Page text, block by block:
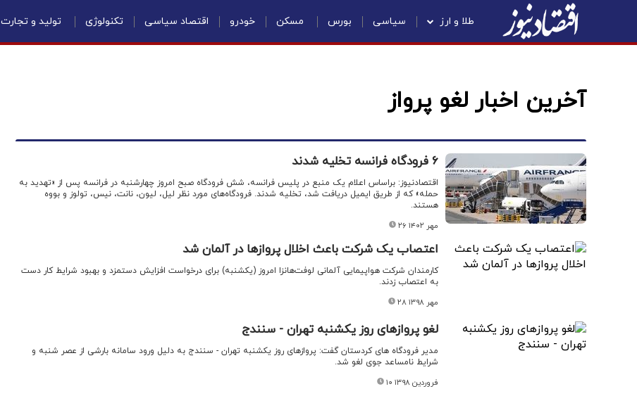
طلا و ارز سیاسی بورس مسکن خودرو اقتصاد سیاسی تکنولوژی تولید و تجارت
آخرین اخبار لغو پرواز
۶ فرودگاه فرانسه تخلیه شدند
اقتصادنیوز: براساس اعلام یک منبع در پلیس فرانسه، شش فرودگاه صبح امروز چهارشنبه در فرانسه پس از «تهدید به
حمله» که از طریق ایمیل دریافت شد، تخلیه شدند. فرودگاه‌های مورد نظر لیل، لیون، نانت، نیس، تولوز و بووه
هستند.
۲۶ مهر ۱۴۰۲
اعتصاب یک شرکت باعث اخلال پروازها در آلمان شد
کارمندان شرکت هواپیمایی آلمانی لوفت‌هانزا امروز (یکشنبه) برای درخواست افزایش دستمزد و بهبود شرایط کار دست
به اعتصاب زدند.
۲۸ مهر ۱۳۹۸
لغو پروازهای روز یکشنبه تهران - سنندج
مدیر فرودگاه های کردستان گفت: پروازهای روز یکشنبه تهران - سنندج به دلیل ورود سامانه بارشی از عصر شنبه و
شرایط نامساعد جوی لغو شد.
۱۰ فروردین ۱۳۹۸